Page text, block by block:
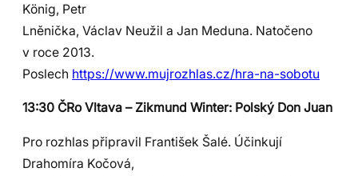
König, Petr
Lněnička, Václav Neužil a Jan Meduna. Natočeno
v roce 2013.
Poslech https://www.mujrozhlas.cz/hra-na-sobotu
13:30 ČRo Vltava – Zikmund Winter: Polský Don Juan
Pro rozhlas připravil František Šalé. Účinkují
Drahomíra Kočová,